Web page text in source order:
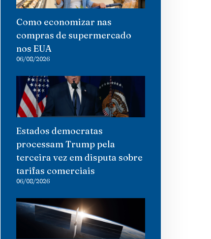
Como economizar nas
compras de supermercado
nos EUA
06/08/2026
Estados democratas
processam Trump pela
terceira vez em disputa sobre
tarifas comerciais
06/08/2026